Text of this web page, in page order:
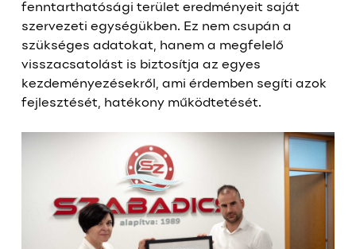
fenntarthatósági terület eredményeit saját
szervezeti egységükben. Ez nem csupán a
szükséges adatokat, hanem a megfelelő
visszacsatolást is biztosítja az egyes
kezdeményezésekről, ami érdemben segíti azok
fejlesztését, hatékony működtetését.